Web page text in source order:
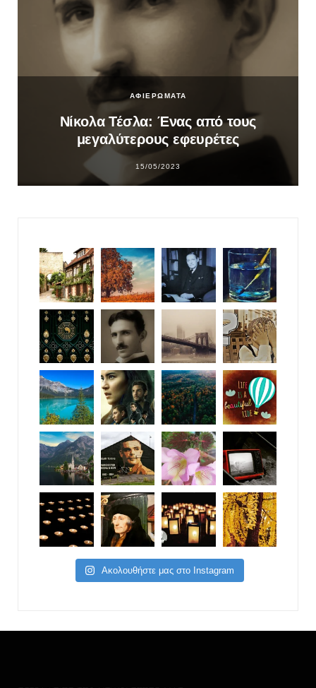
ΑΦΙΕΡΩΜΑΤΑ
Νίκολα Τέσλα: Ένας από τους
μεγαλύτερους εφευρέτες
15/05/2023
Ακολουθήστε μας στο Instagram